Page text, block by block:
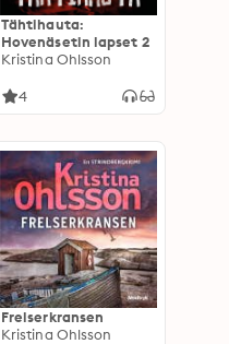
Tähtihauta:
Hovenäsetin lapset 2
Kristina Ohlsson
4
Frelserkransen
Kristina Ohlsson